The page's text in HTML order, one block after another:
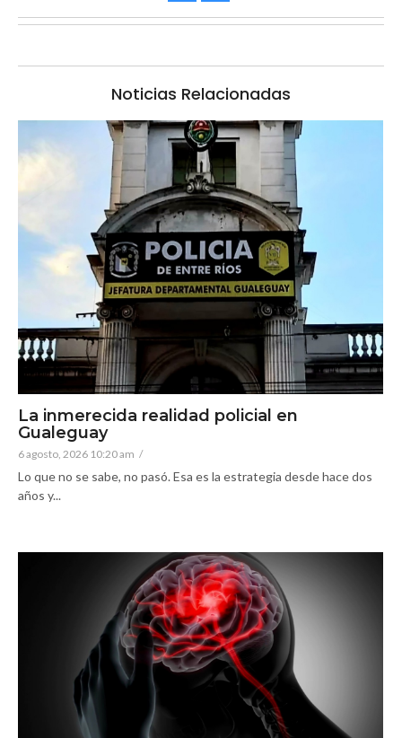
Noticias Relacionadas
La inmerecida realidad policial en
Gualeguay
6 agosto, 2026 10:20 am /
Lo que no se sabe, no pasó. Esa es la estrategia desde hace dos
años y...